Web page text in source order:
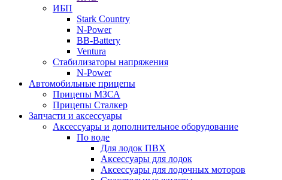
ИБП
Stark Country
N-Power
BB-Battery
Ventura
Стабилизаторы напряжения
N-Power
Автомобильные прицепы
Прицепы МЗСА
Прицепы Сталкер
Запчасти и аксессуары
Аксессуары и дополнительное оборудование
По воде
Для лодок ПВХ
Аксессуары для лодок
Аксессуары для лодочных моторов